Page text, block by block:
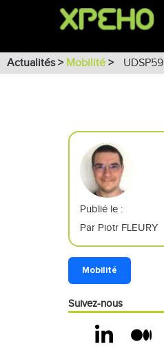
Actualités > Mobilité > UDSP59
Publié le :
Par Piotr FLEURY
Mobilité
Suivez-nous